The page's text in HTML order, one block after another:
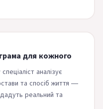
для кожного
аналізує
та спосіб життя —
реальний та